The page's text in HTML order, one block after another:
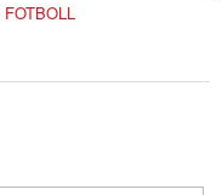
FOTBOLL